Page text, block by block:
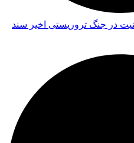
در جنگ تروریستی اخیر سند